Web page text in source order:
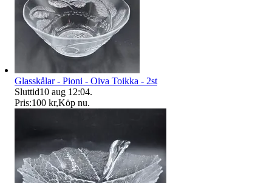
Glasskålar - Pioni - Oiva Toikka - 2st
Sluttid10 aug 12:04.
Pris:100 kr,Köp nu.